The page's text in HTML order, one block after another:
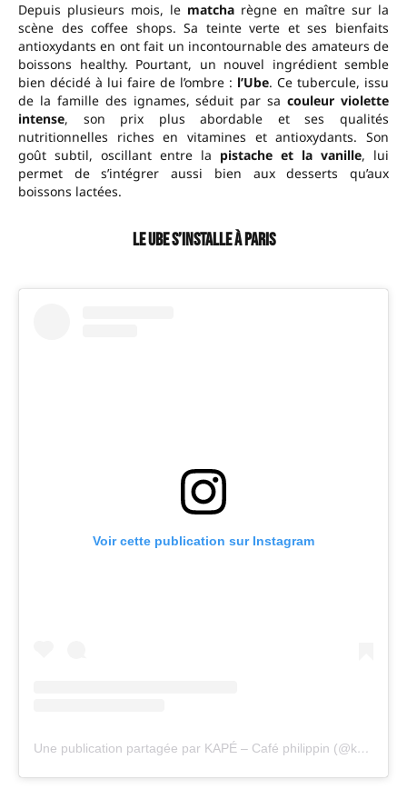
Depuis plusieurs mois, le matcha règne en maître sur la
scène des coffee shops. Sa teinte verte et ses bienfaits
antioxydants en ont fait un incontournable des amateurs de
boissons healthy. Pourtant, un nouvel ingrédient semble
bien décidé à lui faire de l’ombre : l’Ube. Ce tubercule, issu
de la famille des ignames, séduit par sacouleur violette
intense, son prix plus abordable et ses qualités
nutritionnelles riches en vitamines et antioxydants. Son
goût subtil, oscillant entre la pistache et la vanille, lui
permet de s’intégrer aussi bien aux desserts qu’aux
boissons lactées.
Le Ube s’installe à Paris
Voir cette publication sur Instagram
Une publication partagée par KAPÉ – Café philippin (@kapeparis)